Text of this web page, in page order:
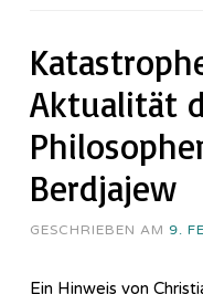
Aktualität
Berdjajew
GESCHRIEBEN AM 9.
Ein Hinweis von